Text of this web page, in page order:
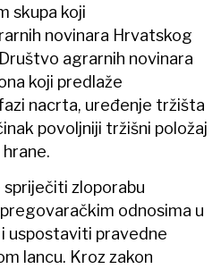
skupa koji
novinara Hrvatskog
agrarnih novinara
koji predlaže
nacrta, uređenje tržišta
povoljniji tržišni položaj
spriječiti zloporabu
odnosima u
uspostaviti pravedne
lancu. Kroz zakon